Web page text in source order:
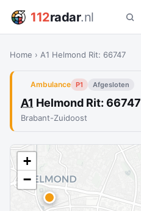
112radar.nl
Home › A1 Helmond Rit: 66747
Ambulance P1 Afgesloten
A1 Helmond Rit: 66747
Brabant-Zuidoost
+
−